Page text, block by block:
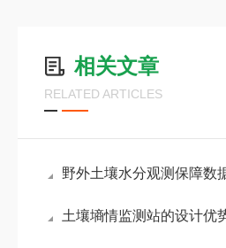
相关文章
RELATED ARTICLES
野外土壤水分观测保障数据准确！天蔚环境管式土壤墒情监测
土壤墒情监测站的设计优势：自定义土壤湿度上下限，指导